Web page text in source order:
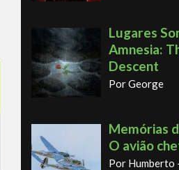
Lugares
Amnesia:
Descent
Por George
Memórias
O avião
Por Humberto